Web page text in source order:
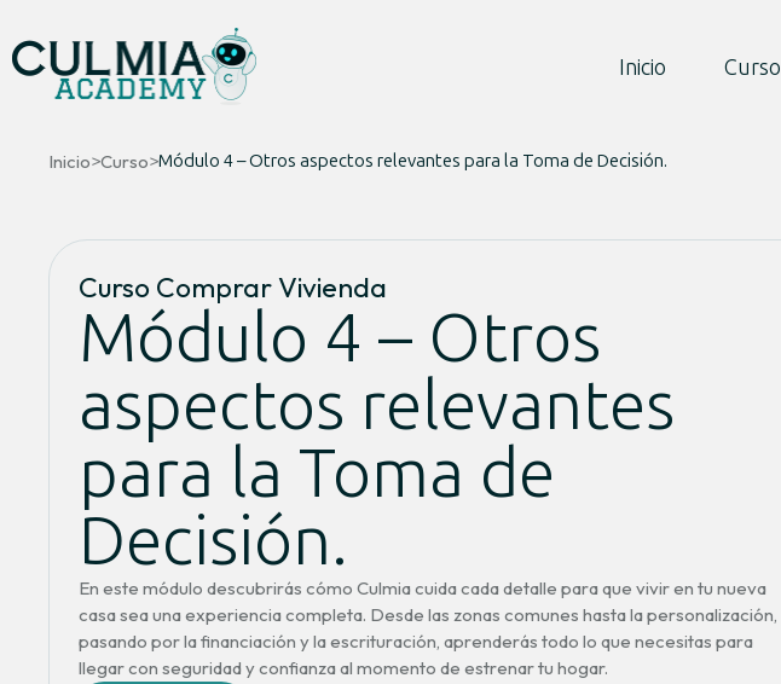
Inicio Curso
Inicio>Curso>Módulo 4 – Otros aspectos relevantes para la Toma de Decisión.
Curso Comprar Vivienda
Módulo 4 – Otros
aspectos relevantes
para la Toma de
Decisión.
En este módulo descubrirás cómo Culmia cuida cada detalle para que vivir en tu nueva
casa sea una experiencia completa. Desde las zonas comunes hasta la personalización,
pasando por la financiación y la escrituración, aprenderás todo lo que necesitas para
llegar con seguridad y confianza al momento de estrenar tu hogar.